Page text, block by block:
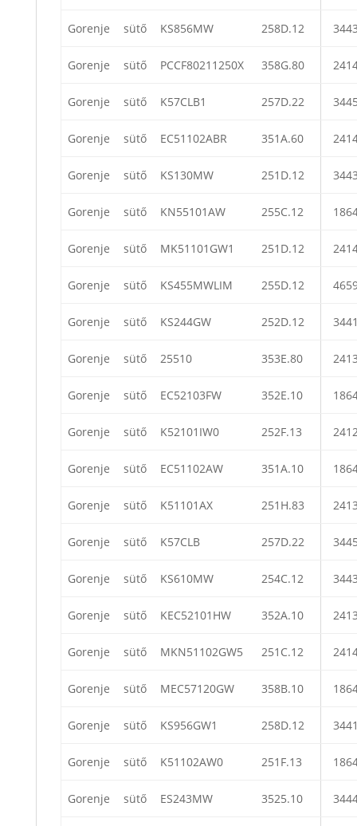
Gorenje sütő KS856MW 258D.12
Gorenje sütő PCCF80211250X 358G.80
Gorenje sütő K57CLB1 257D.22
Gorenje sütő EC51102ABR 351A.60
Gorenje sütő KS130MW 251D.12
Gorenje sütő KN55101AW 255C.12
Gorenje sütő MK51101GW1 251D.12
Gorenje sütő KS455MWLIM 255D.12
Gorenje sütő KS244GW 252D.12
Gorenje sütő 25510 353E.80
Gorenje sütő EC52103FW 352E.10
Gorenje sütő K52101IW0 252F.13
Gorenje sütő EC51102AW 351A.10
Gorenje sütő K51101AX 251H.83
Gorenje sütő K57CLB 257D.22
Gorenje sütő KS610MW 254C.12
Gorenje sütő KEC52101HW 352A.10
Gorenje sütő MKN51102GW5 251C.12
Gorenje sütő MEC57120GW 358B.10
Gorenje sütő KS956GW1 258D.12
Gorenje sütő K51102AW0 251F.13
Gorenje sütő ES243MW 3525.10